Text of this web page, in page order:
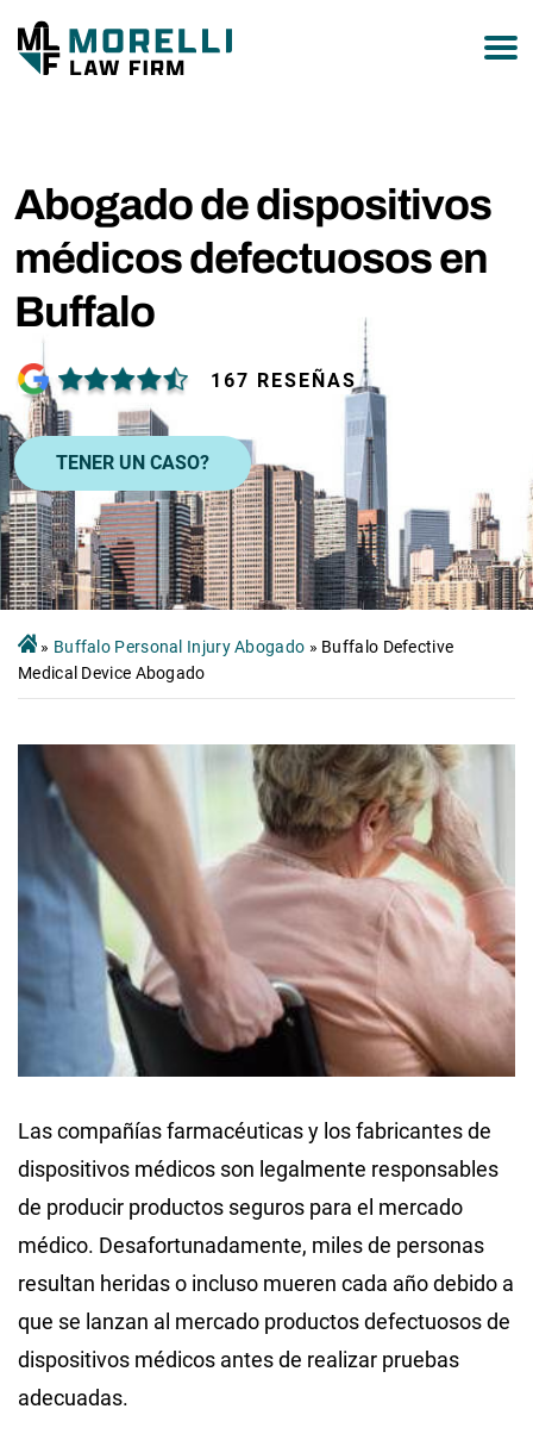
Abogado de dispositivos
médicos defectuosos en
Buffalo
167 RESEÑAS
TENER UN CASO?
» Buffalo Personal Injury Abogado » Buffalo Defective
Medical Device Abogado
Las compañías farmacéuticas y los fabricantes de
dispositivos médicos son legalmente responsables
de producir productos seguros para el mercado
médico. Desafortunadamente, miles de personas
resultan heridas o incluso mueren cada año debido a
que se lanzan al mercado productos defectuosos de
dispositivos médicos antes de realizar pruebas
adecuadas.